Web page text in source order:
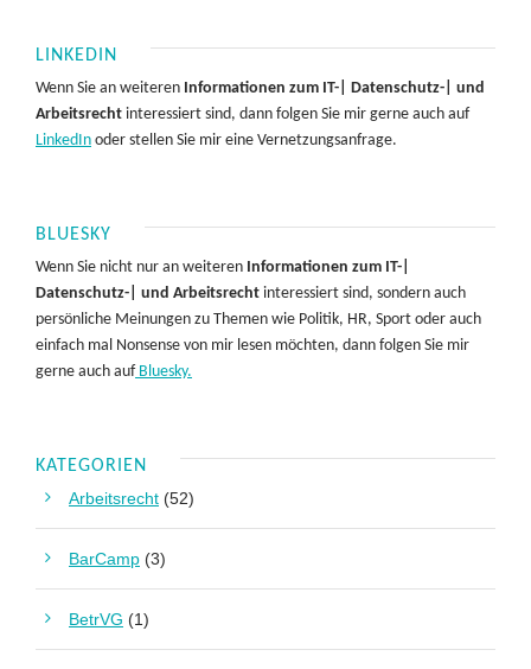
LINKEDIN
Wenn Sie an weiteren Informationen zum IT-| Datenschutz-| und
Arbeitsrecht interessiert sind, dann folgen Sie mir gerne auch auf
LinkedIn oder stellen Sie mir eine Vernetzungsanfrage.
BLUESKY
Wenn Sie nicht nur an weiteren Informationen zum IT-|
Datenschutz-| und Arbeitsrecht interessiert sind, sondern auch
persönliche Meinungen zu Themen wie Politik, HR, Sport oder auch
einfach mal Nonsense von mir lesen möchten, dann folgen Sie mir
gerne auch aufBluesky.
KATEGORIEN
Arbeitsrecht (52)
BarCamp (3)
BetrVG (1)